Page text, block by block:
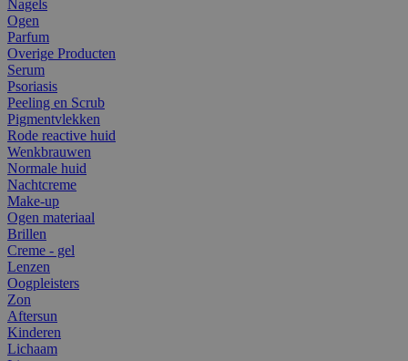
Nagels
Ogen
Parfum
Overige Producten
Serum
Psoriasis
Peeling en Scrub
Pigmentvlekken
Rode reactive huid
Wenkbrauwen
Normale huid
Nachtcreme
Make-up
Ogen materiaal
Brillen
Creme - gel
Lenzen
Oogpleisters
Zon
Aftersun
Kinderen
Lichaam